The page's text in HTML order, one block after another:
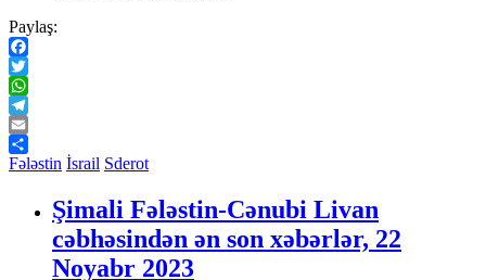
Paylaş:
Facebook
Twitter
WhatsApp
Telegram
Email
Share
Fələstin İsrail Sderot
Şimali Fələstin-Cənubi Livan
cəbhəsindən ən son xəbərlər, 22
Noyabr 2023